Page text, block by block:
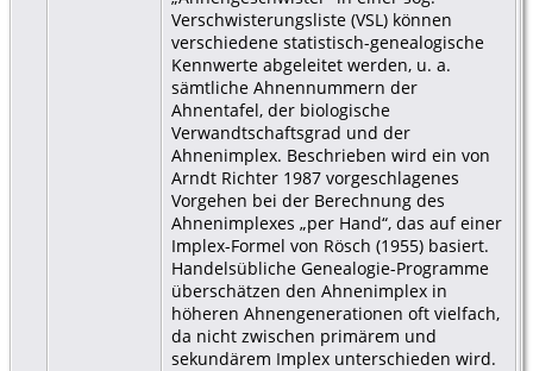
Verschwisterungsliste (VSL) können
verschiedene statistisch-genealogische
Kennwerte abgeleitet werden, u. a.
sämtliche Ahnennummern der
Ahnentafel, der biologische
Verwandtschaftsgrad und der
Ahnenimplex. Beschrieben wird ein von
Arndt Richter 1987 vorgeschlagenes
Vorgehen bei der Berechnung des
Ahnenimplexes „per Hand“, das auf einer
Implex-Formel von Rösch (1955) basiert.
Handelsübliche Genealogie-Programme
überschätzen den Ahnenimplex in
höheren Ahnengenerationen oft vielfach,
da nicht zwischen primärem und
sekundärem Implex unterschieden wird.